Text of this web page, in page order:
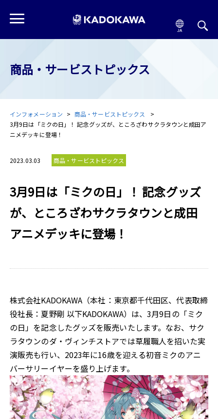
商品・サービストピックス
インフォメーション
商品・サービストピックス
3月9日は「ミクの日」！ 記念グッズが、ところざわサクラタウンと成田ア
ニメデッキに登場！
2023.03.03 商品・サービストピックス
3月9日は「ミクの日」！ 記念グッズ
が、ところざわサクラタウンと成田
アニメデッキに登場！
株式会社KADOKAWA（本社：東京都千代田区、代表取締
役社長：夏野剛 以下KADOKAWA）は、3月9日の「ミク
の日」を記念したグッズを販売いたします。なお、サク
ラタウンのダ・ヴィンチストアでは草履職人を招いた実
演販売も行い、2023年に16歳を迎える初音ミクのアニ
バーサリーイヤーを盛り上げます。